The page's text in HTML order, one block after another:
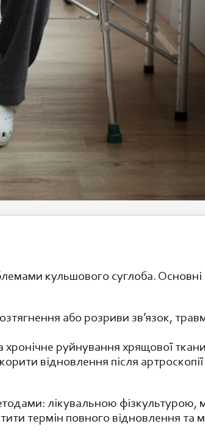
кульшового суглоба. Основні
або розриви зв’язок,
хронічне руйнування хрящової
відновлення після артроскопії
лікувальною фізкультурою,
термін повного відновлення та